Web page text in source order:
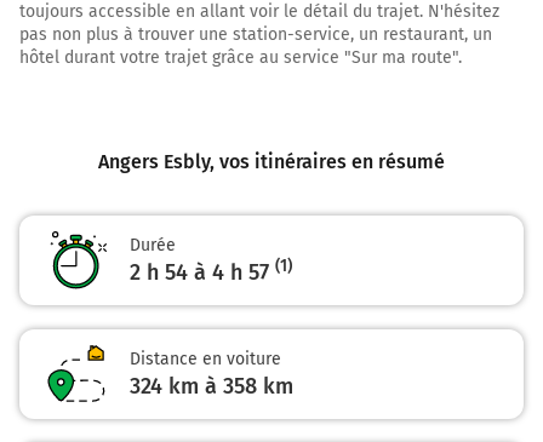
PARIS
PTE D'ORLÉANS
PALAISEAU
Prendre à droite et rejoindre A10. Continuer sur 2,6
kilomètres
A1
LILLE
PARIS
MASSY-CENTRE
272 km
toujours accessible en allant voir le détail du trajet. N'hésitez
pas non plus à trouver une station-service, un restaurant, un
hôtel durant votre trajet grâce au service "Sur ma route".
Angers Esbly, vos itinéraires en résumé
Durée
2 h 54 à 4 h 57 (1)
Distance en voiture
324 km à 358 km